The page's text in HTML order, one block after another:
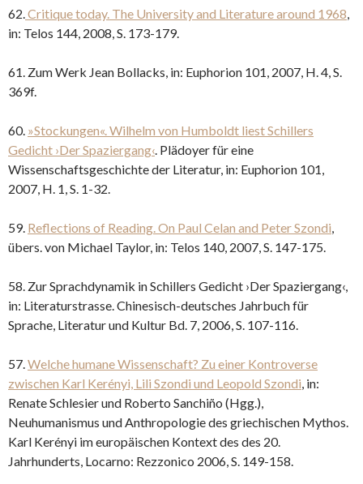
62.Critique today. The University and Literature around 1968,
in: Telos 144, 2008, S. 173-179.
61. Zum Werk Jean Bollacks, in: Euphorion 101, 2007, H. 4, S.
369f.
60. »Stockungen«. Wilhelm von Humboldt liest Schillers
Gedicht ›Der Spaziergang‹. Plädoyer für eine
Wissenschaftsgeschichte der Literatur, in: Euphorion 101,
2007, H. 1, S. 1-32.
59. Reflections of Reading. On Paul Celan and Peter Szondi,
übers. von Michael Taylor, in: Telos 140, 2007, S. 147-175.
58. Zur Sprachdynamik in Schillers Gedicht ›Der Spaziergang‹,
in: Literaturstrasse. Chinesisch-deutsches Jahrbuch für
Sprache, Literatur und Kultur Bd. 7, 2006, S. 107-116.
57.Welche humane Wissenschaft? Zu einer Kontroverse
zwischen Karl Kerényi, Lili Szondi und Leopold Szondi, in:
Renate Schlesier und Roberto Sanchiño (Hgg.),
Neuhumanismus und Anthropologie des griechischen Mythos.
Karl Kerényi im europäischen Kontext des des 20.
Jahrhunderts, Locarno: Rezzonico 2006, S. 149-158.